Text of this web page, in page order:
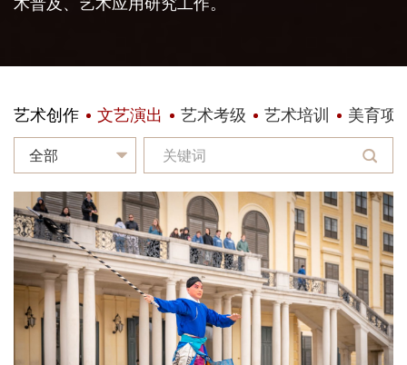
术普及、艺术应用研究工作。
艺术创作 文艺演出 艺术考级 艺术培训 美育项
全部